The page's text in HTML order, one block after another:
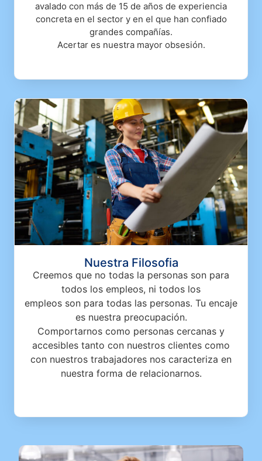
avalado con más de 15 de años de experiencia
concreta en el sector y en el que han confiado
grandes compañías.
Acertar es nuestra mayor obsesión.
Nuestra Filosofia
Creemos que no todas la personas son para
todos los empleos, ni todos los
empleos son para todas las personas. Tu encaje
es nuestra preocupación.
Comportarnos como personas cercanas y
accesibles tanto con nuestros clientes como
con nuestros trabajadores nos caracteriza en
nuestra forma de relacionarnos.